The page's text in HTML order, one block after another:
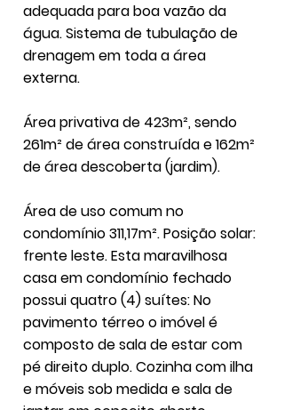
adequada para boa vazão da
água. Sistema de tubulação de
drenagem em toda a área
externa.
Área privativa de 423m², sendo
261m² de área construída e 162m²
de área descoberta (jardim).
Área de uso comum no
condomínio 311,17m². Posição solar:
frente leste. Esta maravilhosa
casa em condomínio fechado
possui quatro (4) suítes: No
pavimento térreo o imóvel é
composto de sala de estar com
pé direito duplo. Cozinha com ilha
e móveis sob medida e sala de